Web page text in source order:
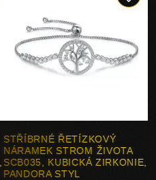
STŘÍBRNÉ ŘETÍZKOVÝ
NÁRAMEK STROM ŽIVOTA
SCB035, KUBICKÁ ZIRKONIE,
PANDORA STYL